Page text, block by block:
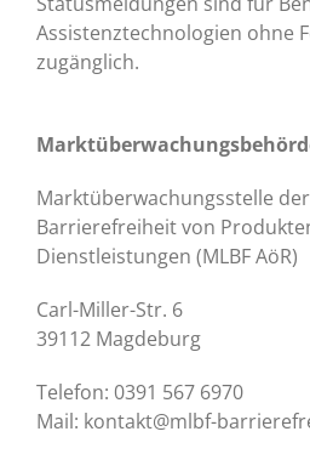
Assistenztechnologien ohne
zugänglich.
Marktüberwachungsstelle
Barrierefreiheit von
Dienstleistungen (MLBF AöR)
Carl-Miller-Str. 6
39112 Magdeburg
Telefon: 0391 567 6970
Mail: kontakt@mlbf-